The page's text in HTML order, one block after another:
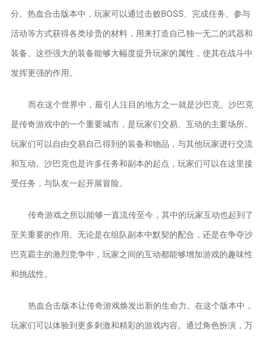
分。热血合击版本中，玩家可以通过击败BOSS、完成任务、参与
活动等方式获得各类珍贵的材料，用来打造自己独一无二的武器和
装备。这些强大的装备能够大幅度提升玩家的属性，使其在战斗中
发挥更强的作用。
而在这个世界中，最引人注目的地方之一就是沙巴克。沙巴克
是传奇游戏中的一个重要城市，是玩家们交易、互动的主要场所。
玩家们可以自由交易自己得到的装备和物品，与其他玩家进行交流
和互动。沙巴克也是许多任务和副本的起点，玩家们可以在这里接
受任务，与队友一起开展冒险。
传奇游戏之所以能够一直流传至今，其中的玩家互动也起到了
至关重要的作用。无论是在组队副本中默契的配合，还是在争夺沙
巴克霸主的激烈竞争中，玩家之间的互动都能够增加游戏的趣味性
和挑战性。
热血合击版本让传奇游戏焕发出新的生命力。在这个版本中，
玩家们可以体验到更多刺激和精彩的游戏内容。通过角色扮演，万